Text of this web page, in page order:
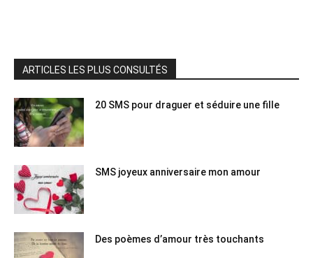
ARTICLES LES PLUS CONSULTÉS
20 SMS pour draguer et séduire une fille
SMS joyeux anniversaire mon amour
Des poèmes d’amour très touchants